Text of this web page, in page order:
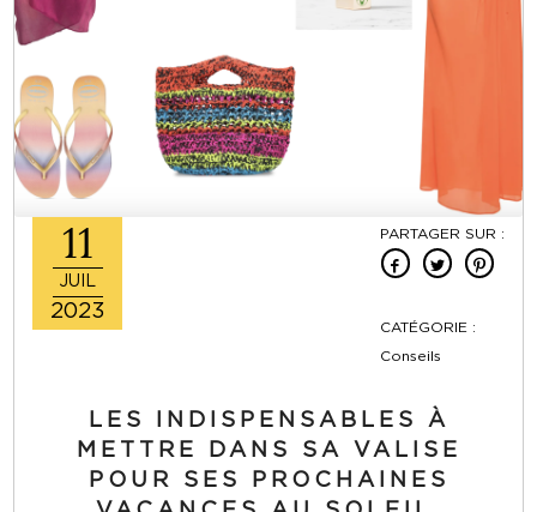
11
JUIL
2023
PARTAGER SUR :
CATÉGORIE :
Conseils
LES INDISPENSABLES À
METTRE DANS SA VALISE
POUR SES PROCHAINES